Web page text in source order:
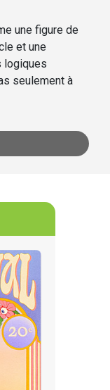
une figure de
et une
logiques
seulement à